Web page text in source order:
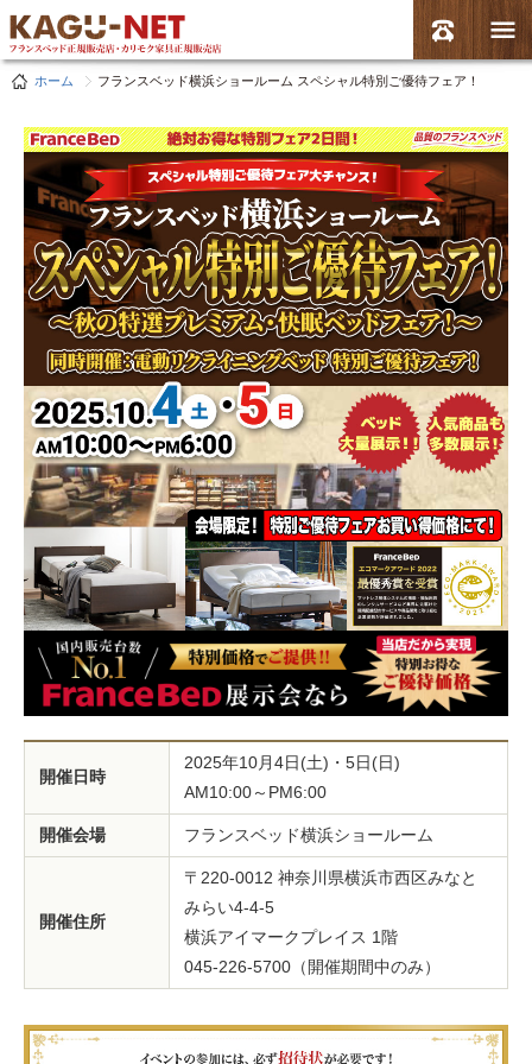
ホーム フランスベッド横浜ショールーム スペシャル特別ご優待フェア！
開催日時
2025年10月4日(土)・5日(日)
AM10:00～PM6:00
開催会場 フランスベッド横浜ショールーム
開催住所
〒220-0012 神奈川県横浜市西区みなと
みらい4-4-5
横浜アイマークプレイス 1階
045-226-5700（開催期間中のみ）